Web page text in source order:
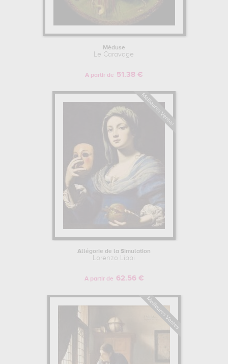
Méduse
Le Caravage
A partir de 51.38 €
Allégorie de la Simulation
Lorenzo Lippi
A partir de 62.56 €